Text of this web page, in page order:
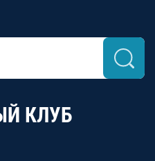
КЛУБ